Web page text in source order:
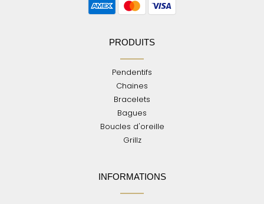
PRODUITS
Pendentifs
Chaines
Bracelets
Bagues
Boucles d'oreille
Grillz
INFORMATIONS